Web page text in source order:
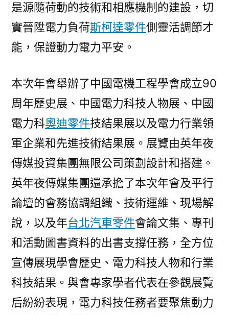
是源隨荷動的技術和相應機制的建設，切
實晉陞電力負荷斯柯達零件側靈活調節才
能，保證動力電力平安。
本次年會舉辦了中國電機工程學會成立90
周年歷史展、中國電力科技人物展、中國
電力科奧迪零件技結果展以及電力行業領
軍企業和先進技術結果展。展覽由英年夜
傳媒投資集團無限公司策劃設計和搭建。
英年夜傳媒集團還承擔了本次年會及平行
論壇的會務協調組織、技術運維、現場解
說，以及年台北汽車零件會論文集、專刊
和活動圖書資料的出書支撐任務，全方位
宣傳展現學會歷史、電力科技人物和行業
科技結果。與會專家學者代表在參觀展覽
后紛紛表現，電力科技任務者要聚焦動力